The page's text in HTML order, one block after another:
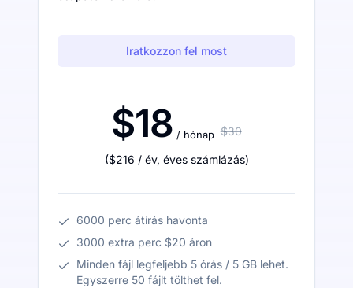
Iratkozzon fel most
$18 / hónap $30
($216 / év, éves számlázás)
6000 perc átírás havonta
3000 extra perc $20 áron
Minden fájl legfeljebb 5 órás / 5 GB lehet.
Egyszerre 50 fájlt tölthet fel.